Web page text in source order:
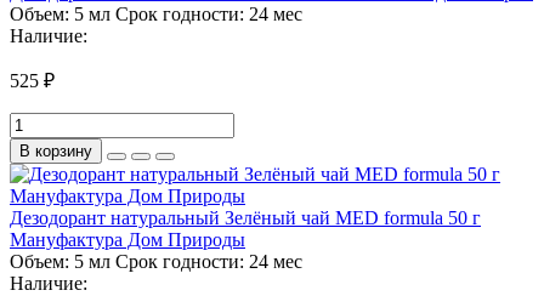
Объем: 5 мл Срок годности: 24 мес
Наличие:
525 ₽
В корзину
Дезодорант натуральный Зелёный чай MED formula 50 г
Мануфактура Дом Природы
Объем: 5 мл Срок годности: 24 мес
Наличие: